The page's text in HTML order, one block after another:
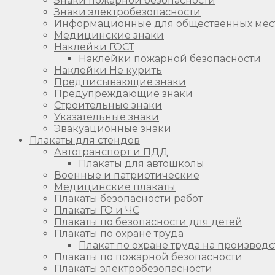
Знаки электробезопасности
Информационные для общественных
Медицинские знаки
Наклейки ГОСТ
Наклейки пожарной безопасности
Наклейки Не курить
Предписывающие знаки
Предупреждающие знаки
Строительные знаки
Указательные знаки
Эвакуационные знаки
Плакаты для стендов
Автотранспорт и ПДД
Плакаты для автошколы
Военные и патриотические
Медицинские плакаты
Плакаты безопасности работ
Плакаты ГО и ЧС
Плакаты по безопасности для детей
Плакаты по охране труда
Плакат по охране труда на
Плакаты по пожарной безопасности
Плакаты электробезопасности